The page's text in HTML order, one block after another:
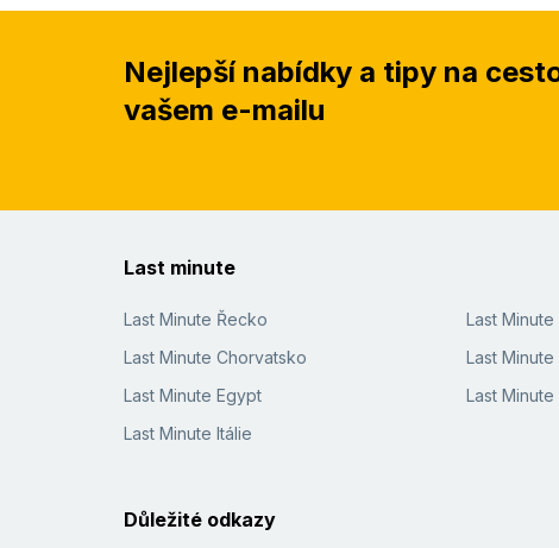
Nejlepší nabídky a tipy na
vašem e-mailu
Last minute
Last Minute Řecko
Last Minute Chorvatsko
Last Minute Egypt
Last Minute Itálie
Last
Last
Last
Důležité odkazy